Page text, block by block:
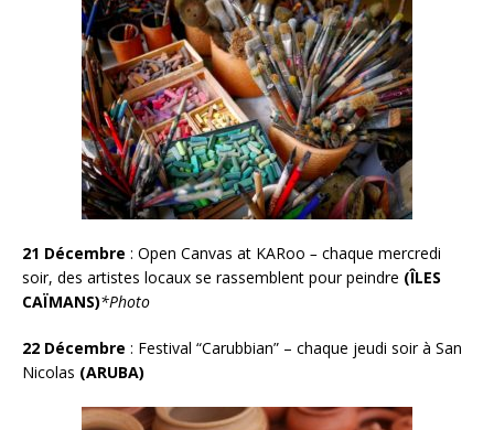
21 Décembre : Open Canvas at KARoo – chaque mercredi
soir, des artistes locaux se rassemblent pour peindre (ÎLES
CAÏMANS)*Photo
22 Décembre : Festival “Carubbian” – chaque jeudi soir à San
Nicolas (ARUBA)